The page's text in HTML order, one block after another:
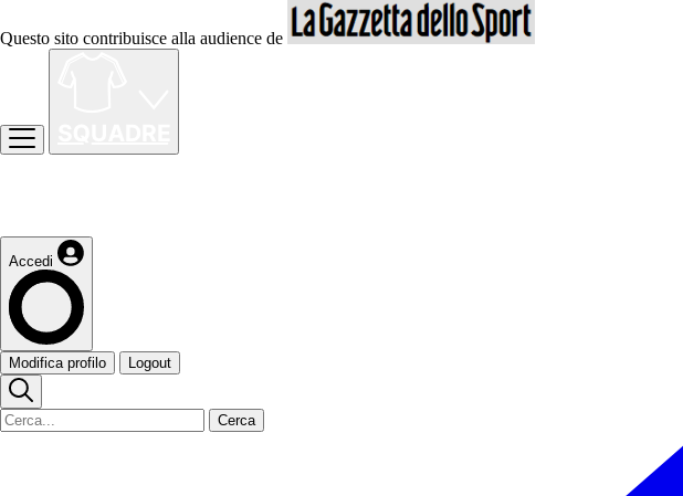
Questo sito contribuisce alla audience de
Accedi
Modifica profilo Logout
Cerca